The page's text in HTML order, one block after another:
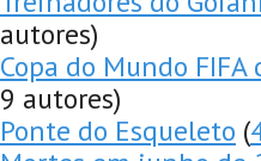
autores)
Copa do Mundo
9 autores)
Ponte do Esqueleto (